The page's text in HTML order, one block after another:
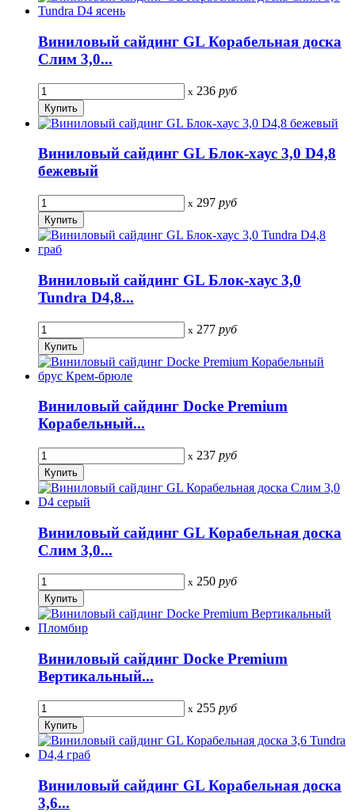
Виниловый сайдинг GL Корабельная доска
Слим 3,0...
x 236 руб
Виниловый сайдинг GL Блок-хаус 3,0 D4,8
бежевый
x 297 руб
Виниловый сайдинг GL Блок-хаус 3,0
Tundra D4,8...
x 277 руб
Виниловый сайдинг Docke Premium
Корабельный...
x 237 руб
Виниловый сайдинг GL Корабельная доска
Слим 3,0...
x 250 руб
Виниловый сайдинг Docke Premium
Вертикальный...
x 255 руб
Виниловый сайдинг GL Корабельная доска
3,6...